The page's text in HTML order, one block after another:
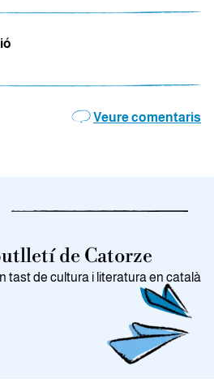
Veure comentaris
de Catorze
tast de cultura i literatura en català